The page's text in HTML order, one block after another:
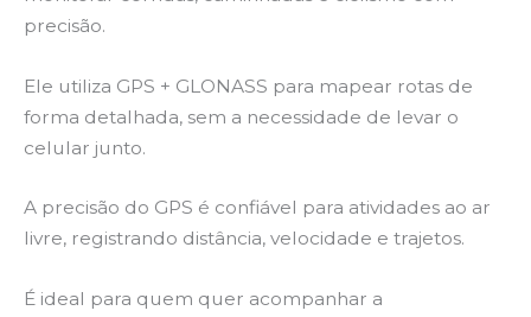
precisão.
Ele utiliza GPS + GLONASS para mapear rotas de
forma detalhada, sem a necessidade de levar o
celular junto.
A precisão do GPS é confiável para atividades ao ar
livre, registrando distância, velocidade e trajetos.
É ideal para quem quer acompanhar a